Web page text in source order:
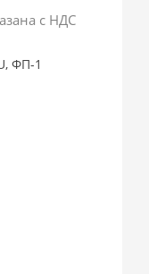
с НДС
ФП-1